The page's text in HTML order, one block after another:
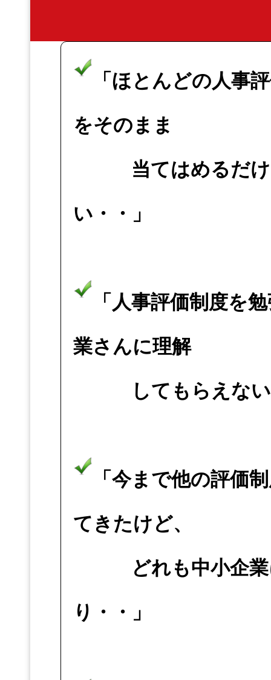
「ほとんどの人事
をそのまま
当てはめるだけ
い・・」
「人事評価制度を
業さんに理解
してもらえない
「今まで他の評価
てきたけど、
どれも中小企業
り・・」